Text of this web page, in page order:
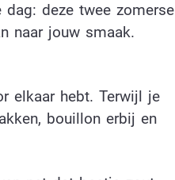
dag: deze twee zomerse
naar jouw smaak.
elkaar hebt. Terwijl je
bouillon erbij en